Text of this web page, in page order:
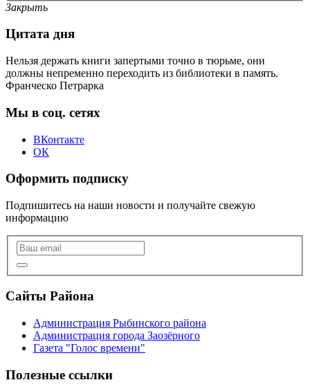
Закрыть
Цитата дня
Нельзя держать книги запертыми точно в тюрьме, они
должны непременно переходить из библиотеки в память.
Франческо Петрарка
Мы в соц. сетях
ВКонтакте
ОК
Оформить подписку
Подпишитесь на наши новости и получайте свежую
информацию
Сайты Района
Администрация Рыбинского района
Администрация города Заозёрного
Газета "Голос времени"
Полезные ссылки